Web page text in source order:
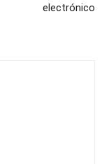
electrónico